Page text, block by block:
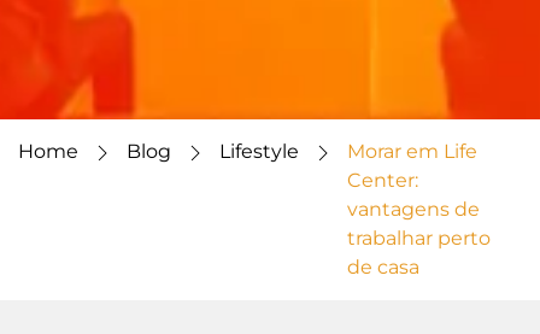
Home Blog Lifestyle
Morar em Life
Center:
vantagens de
trabalhar perto
de casa